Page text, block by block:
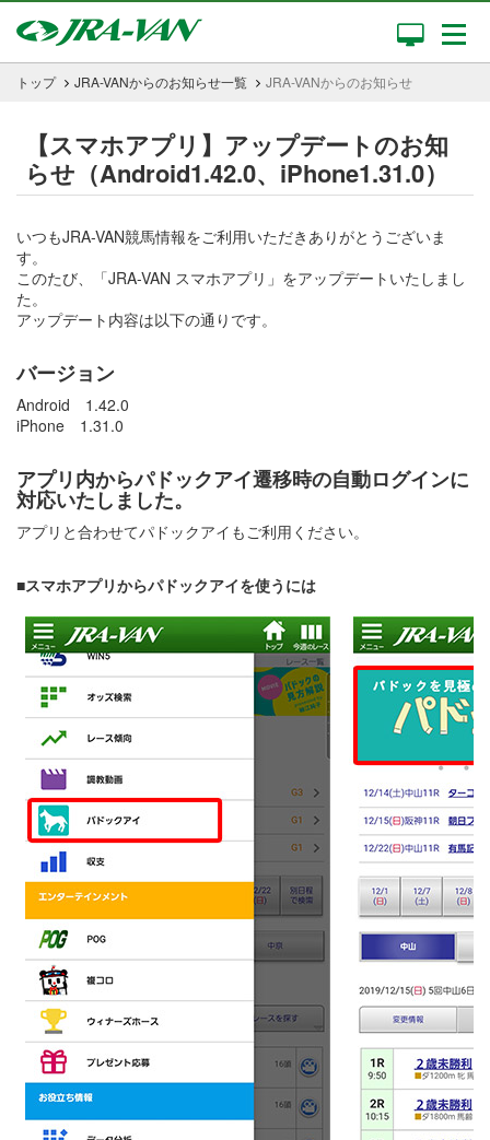
トップ JRA-VANからのお知らせ一覧 JRA-VANからのお知らせ
【スマホアプリ】アップデートのお知
らせ（Android1.42.0、iPhone1.31.0）
いつもJRA-VAN競馬情報をご利用いただきありがとうございま
す。
このたび、「JRA-VAN スマホアプリ」をアップデートいたしまし
た。
アップデート内容は以下の通りです。
バージョン
Android 1.42.0
iPhone 1.31.0
アプリ内からパドックアイ遷移時の自動ログインに
対応いたしました。
アプリと合わせてパドックアイもご利用ください。
■スマホアプリからパドックアイを使うには